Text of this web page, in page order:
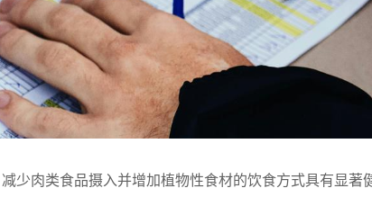
少肉类食品摄入并增加植物性食材的饮食方式具有显著